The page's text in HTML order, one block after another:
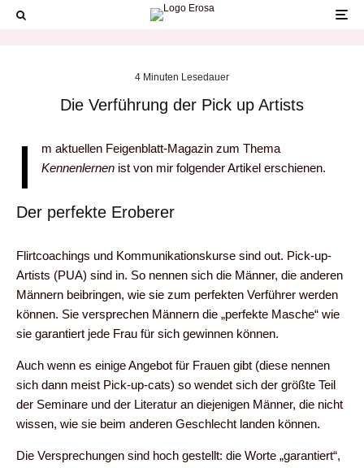
4 Minuten Lesedauer
Die Verführung der Pick up Artists
I
m aktuellen Feigenblatt-Magazin zum Thema
Kennenlernen ist von mir folgender Artikel erschienen.
Der perfekte Eroberer
Flirtcoachings und Kommunikationskurse sind out. Pick-up-
Artists (PUA) sind in. So nennen sich die Männer, die anderen
Männern beibringen, wie sie zum perfekten Verführer werden
können. Sie versprechen Männern die „perfekte Masche“ wie
sie garantiert jede Frau für sich gewinnen können.
Auch wenn es einige Angebot für Frauen gibt (diese nennen
sich dann meist Pick-up-cats) so wendet sich der größte Teil
der Seminare und der Literatur an diejenigen Männer, die nicht
wissen, wie sie beim anderen Geschlecht landen können.
Die Versprechungen sind hoch gestellt: die Worte „garantiert“,